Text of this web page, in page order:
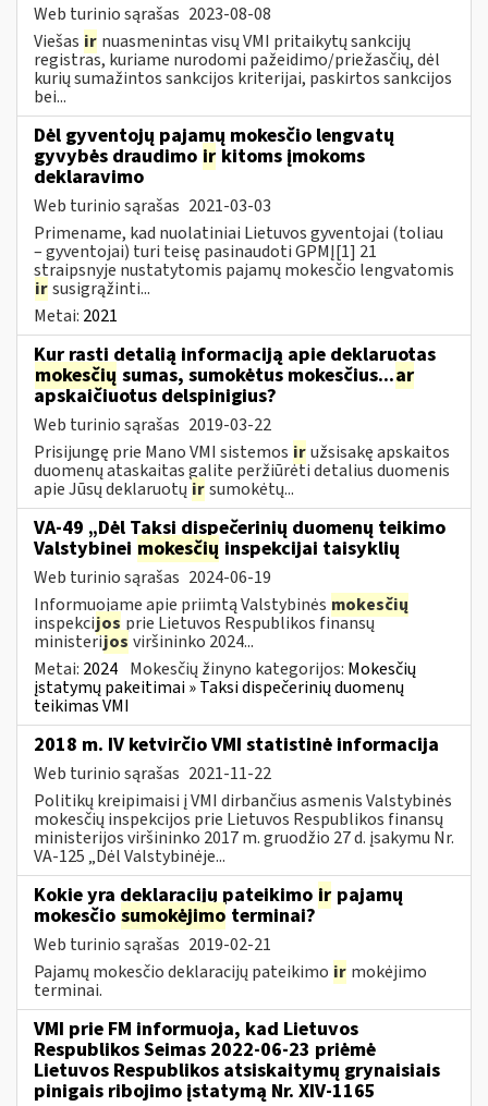
Web turinio sąrašas 2023-08-08
Viešas ir nuasmenintas visų VMI pritaikytų sankcijų
registras, kuriame nurodomi pažeidimo/priežasčių, dėl
kurių sumažintos sankcijos kriterijai, paskirtos sankcijos
bei...
Dėl gyventojų pajamų mokesčio lengvatų
gyvybės draudimo ir kitoms įmokoms
deklaravimo
Web turinio sąrašas 2021-03-03
Primename, kad nuolatiniai Lietuvos gyventojai (toliau
– gyventojai) turi teisę pasinaudoti GPMĮ[1] 21
straipsnyje nustatytomis pajamų mokesčio lengvatomis
irsusigrąžinti...
Metai: 2021
Kur rasti detalią informaciją apie deklaruotas
mokesčių sumas, sumokėtus mokesčius...ar
apskaičiuotus delspinigius?
Web turinio sąrašas 2019-03-22
Prisijungę prie Mano VMI sistemos iružsisakę apskaitos
duomenų ataskaitas galite peržiūrėti detalius duomenis
apie Jūsų deklaruotų irsumokėtų...
VA-49 „Dėl Taksi dispečerinių duomenų teikimo
Valstybinei mokesčių inspekcijai taisyklių
Web turinio sąrašas 2024-06-19
Informuojame apie priimtą Valstybinės mokesčių
inspekcijos prie Lietuvos Respublikos finansų
ministerijos viršininko 2024...
Metai: 2024 Mokesčių žinyno kategorijos: Mokesčių
įstatymų pakeitimai » Taksi dispečerinių duomenų
teikimas VMI
2018 m. IV ketvirčio VMI statistinė informacija
Web turinio sąrašas 2021-11-22
Politikų kreipimaisi į VMI dirbančius asmenis Valstybinės
mokesčių inspekcijos prie Lietuvos Respublikos finansų
ministerijos viršininko 2017 m. gruodžio 27 d. įsakymu Nr.
VA-125 „Dėl Valstybinėje...
Kokie yra deklaracijų pateikimo ir pajamų
mokesčio sumokėjimo terminai?
Web turinio sąrašas 2019-02-21
Pajamų mokesčio deklaracijų pateikimo ir mokėjimo
terminai.
VMI prie FM informuoja, kad Lietuvos
Respublikos Seimas 2022-06-23 priėmė
Lietuvos Respublikos atsiskaitymų grynaisiais
pinigais ribojimo įstatymą Nr. XIV-1165